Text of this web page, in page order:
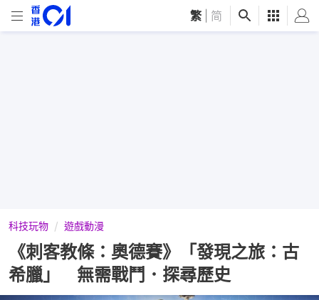
繁 简
科技玩物 遊戲動漫
《刺客教條：奧德賽》「發現之旅：古
希臘」 無需戰鬥．探尋歷史